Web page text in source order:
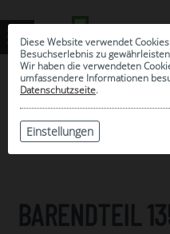
Diese Website verwendet
Besuchserlebnis zu
Wir haben die verwendeten
umfassendere Informationen
Datenschutzseite.
Einstellungen
ARCHIV
BARENDTEIL